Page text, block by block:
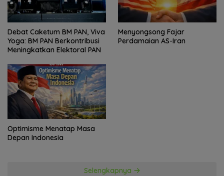
Debat Caketum BM PAN, Viva
Yoga: BM PAN Berkontribusi
Meningkatkan Elektoral PAN
Menyongsong Fajar
Perdamaian AS-Iran
Optimisme Menatap Masa
Depan Indonesia
Selengkapnya